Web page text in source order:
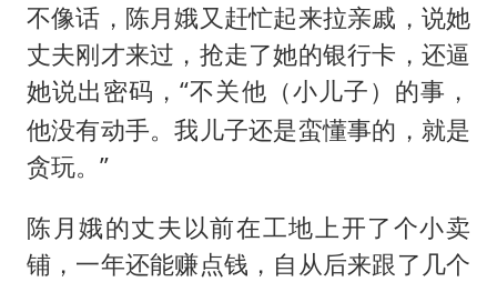
不像话，陈月娥又赶忙起来拉亲戚，说她
丈夫刚才来过，抢走了她的银行卡，还逼
她说出密码，“不关他（小儿子 ）的事，
他没有动手。我儿子还是蛮懂事的，就是
贪玩。”
陈月娥的丈夫以前在工地上开了个小卖
铺，一年还能赚点钱，自从后来跟了几个